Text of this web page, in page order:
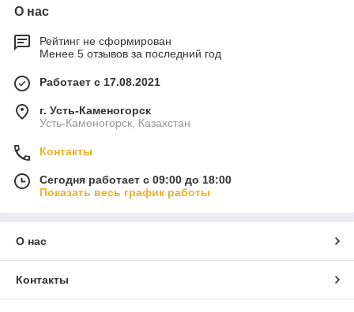
О нас
Рейтинг не сформирован
Менее 5 отзывов за последний год
Работает с 17.08.2021
г. Усть-Каменогорск
Усть-Каменогорск, Казахстан
Контакты
Сегодня работает с 09:00 до 18:00
Показать весь график работы
О нас
Контакты